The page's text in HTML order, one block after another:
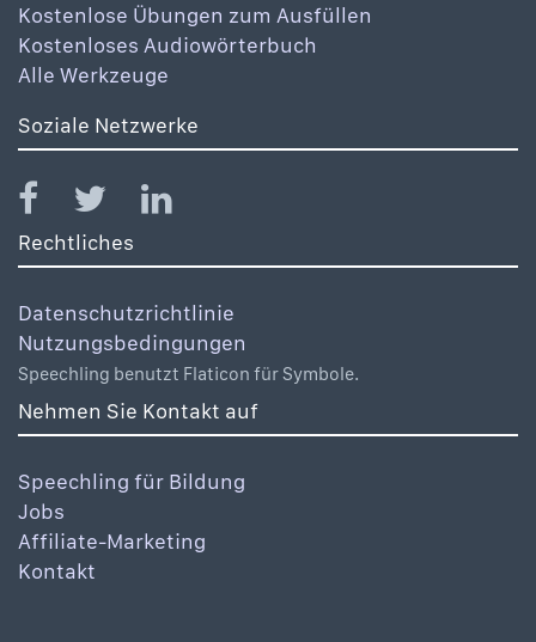
Kostenlose Übungen zum Ausfüllen
Kostenloses Audiowörterbuch
Alle Werkzeuge
Soziale Netzwerke
Rechtliches
Datenschutzrichtlinie
Nutzungsbedingungen
Speechling benutzt Flaticon für Symbole.
Nehmen Sie Kontakt auf
Speechling für Bildung
Jobs
Affiliate-Marketing
Kontakt